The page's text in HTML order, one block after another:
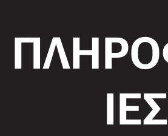
ΙΕΣ